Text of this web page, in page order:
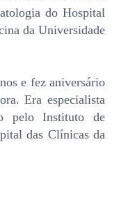
do Hospital
da Universidade
e fez aniversário
Era especialista
pelo Instituto de
das Clínicas da